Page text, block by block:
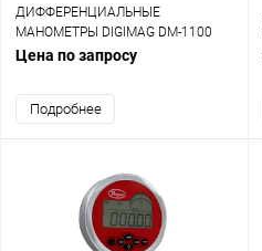
ДИФФЕРЕНЦИАЛЬНЫЕ
МАНОМЕТРЫ DIGIMAG DM-1100
Цена по запросу
Подробнее